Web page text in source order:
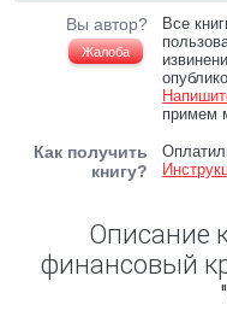
Вы автор?
Жалоба
Все
примем
Как получить
книгу?
Описание
финансовый